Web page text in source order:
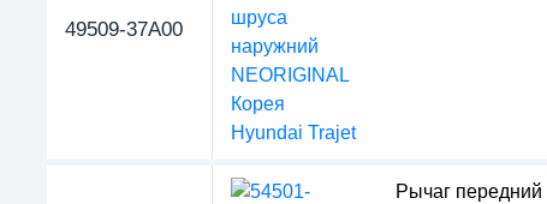
49509-37A00
Рычаг